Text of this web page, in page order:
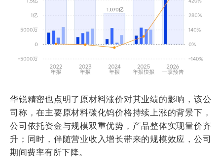
华锐精密也点明了原材料涨价对其业绩的影响，该公
司称，在主要原材料碳化钨价格持续上涨的背景下，
公司依托资金与规模双重优势，产品整体实现量价齐
升；同时，伴随营业收入增长带来的规模效应，公司
期间费率有所下降。